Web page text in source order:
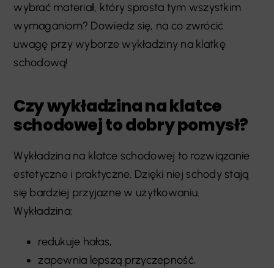
wybrać materiał, który sprosta tym wszystkim
wymaganiom? Dowiedz się, na co zwrócić
uwagę przy wyborze wykładziny na klatkę
schodową!
Czy wykładzina na klatce
schodowej to dobry pomysł?
Wykładzina na klatce schodowej to rozwiązanie
estetyczne i praktyczne. Dzięki niej schody stają
się bardziej przyjazne w użytkowaniu.
Wykładzina:
redukuje hałas,
zapewnia lepszą przyczepność,